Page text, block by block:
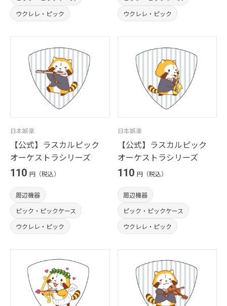
ウクレレ・ピック
ウクレレ・ピック
日本娯楽
【公式】ラスカルピック
オーケストラシリーズ
110 円（税込）
周辺機器
ピック・ピックケース
ウクレレ・ピック
日本娯楽
【公式】ラスカルピック
オーケストラシリーズ
110 円（税込）
周辺機器
ピック・ピックケース
ウクレレ・ピック